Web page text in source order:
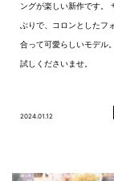
ングが楽しい新作です。
ぶりで、コロンとしたフ
合って可愛らしいモデル
試しくださいませ。
2024.01.12